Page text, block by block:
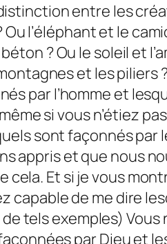
entre les
l’éléphant et le
? Ou le soleil et
et les piliers
par l’homme et
si vous n’étiez
sont façonnés par
appris et que nous
cela. Et si je vous
capable de me dire
tels exemples) Vous
par Dieu et